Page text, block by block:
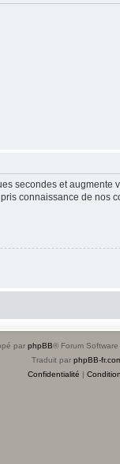
secondes et
connaissance de
par phpBB® Forum
Traduit par phpBB-
Confidentialité |